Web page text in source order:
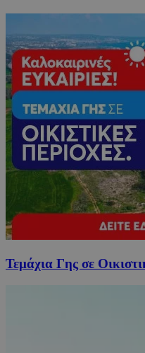
Τεμάχια Γης σε